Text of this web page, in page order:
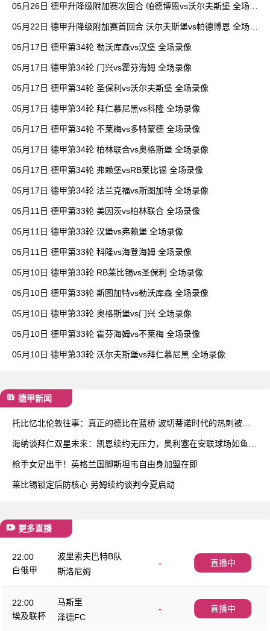
05月26日 德甲升降级附加赛次回合 帕德博恩vs沃尔夫斯堡 全场录
05月22日 德甲升降级附加赛首回合 沃尔夫斯堡vs帕德博恩 全场录
05月17日 德甲第34轮 勒沃库森vs汉堡 全场录像
05月17日 德甲第34轮 门兴vs霍芬海姆 全场录像
05月17日 德甲第34轮 圣保利vs沃尔夫斯堡 全场录像
05月17日 德甲第34轮 拜仁慕尼黑vs科隆 全场录像
05月17日 德甲第34轮 不莱梅vs多特蒙德 全场录像
05月17日 德甲第34轮 柏林联合vs奥格斯堡 全场录像
05月17日 德甲第34轮 弗赖堡vsRB莱比锡 全场录像
05月17日 德甲第34轮 法兰克福vs斯图加特 全场录像
05月11日 德甲第33轮 美因茨vs柏林联合 全场录像
05月11日 德甲第33轮 汉堡vs弗赖堡 全场录像
05月11日 德甲第33轮 科隆vs海登海姆 全场录像
05月10日 德甲第33轮 RB莱比锡vs圣保利 全场录像
05月10日 德甲第33轮 斯图加特vs勒沃库森 全场录像
05月10日 德甲第33轮 奥格斯堡vs门兴 全场录像
05月10日 德甲第33轮 霍芬海姆vs不莱梅 全场录像
05月10日 德甲第33轮 沃尔夫斯堡vs拜仁慕尼黑 全场录像
德甲新闻
托比忆北伦敦往事：真正的德比在蓝桥 波切蒂诺时代的热刺被低
海纳谈拜仁双星未来：凯恩续约无压力，奥利塞在安联球场如鱼得
枪手女足出手！英格兰国脚斯坦韦自由身加盟在即
莱比锡锁定后防核心 劳姆续约谈判今夏启动
更多直播
22:00
白俄甲
波里索夫巴特B队
-
斯洛尼姆
直播中
22:00
埃及联杯
马斯里
-
泽德FC
直播中